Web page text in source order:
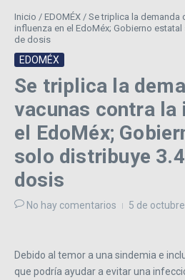
Inicio / EDOMÉX / Se triplica la demanda
influenza en el EdoMéx; Gobierno
de dosis
EDOMÉX
Se triplica la
vacunas contra la
el EdoMéx;
solo distribuye
dosis
No hay comentarios 5 de
Debido al temor a una sindemia e
que podría ayudar a evitar una